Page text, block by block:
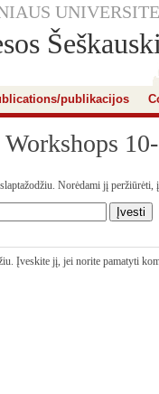
publikacijos
10-
Norėdami jį peržiūrėti,
Įveskite jį, jei norite pamatyti